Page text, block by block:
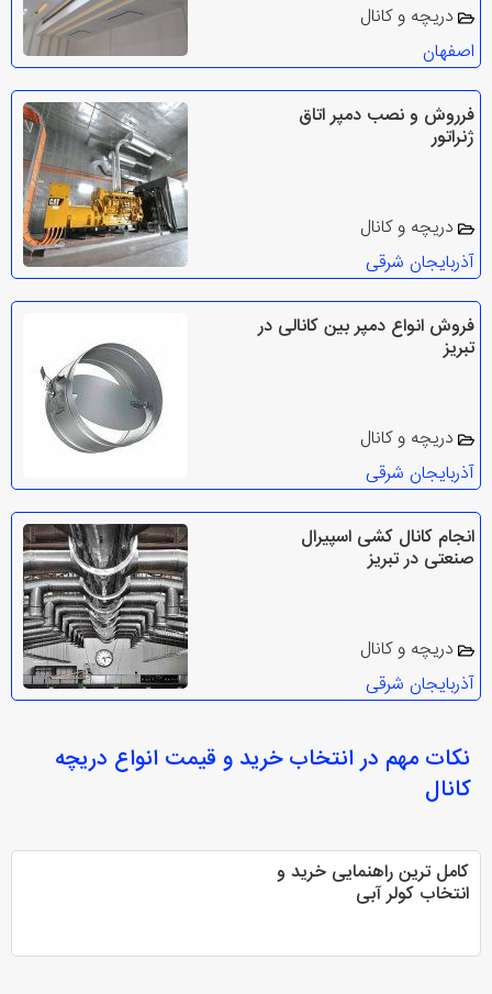
دریچه و کانال
اصفهان
فرروش و نصب دمپر اتاق
ژنراتور
دریچه و کانال
آذربایجان شرقی
فروش انواع دمپر بین کانالی در
تبریز
دریچه و کانال
آذربایجان شرقی
انجام کانال کشی اسپیرال
صنعتی در تبریز
دریچه و کانال
آذربایجان شرقی
نکات مهم در انتخابخرید و قیمت انواع دریچه
کانال
کامل ترین راهنمایی خرید و
انتخاب کولر آبی